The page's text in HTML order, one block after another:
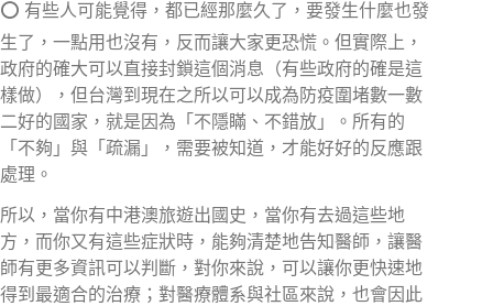
⭕ 有些人可能覺得，都已經那麼久了，要發生什麼也發
生了，一點用也沒有，反而讓大家更恐慌。但實際上，
政府的確大可以直接封鎖這個消息（有些政府的確是這
樣做），但台灣到現在之所以可以成為防疫圍堵數一數
二好的國家，就是因為「不隱瞞、不錯放」。所有的
「不夠」與「疏漏」，需要被知道，才能好好的反應跟
處理。
所以，當你有中港澳旅遊出國史，當你有去過這些地
方，而你又有這些症狀時，能夠清楚地告知醫師，讓醫
師有更多資訊可以判斷，對你來說，可以讓你更快速地
得到最適合的治療；對醫療體系與社區來說，也會因此